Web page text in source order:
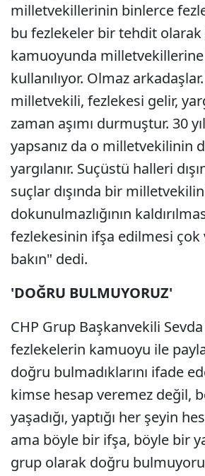
milletvekillerinin binlerce
bu fezlekeler bir tehdit olarak
kamuoyunda milletvekillerine
kullanılıyor. Olmaz
milletvekili, fezlekesi gelir,
zaman aşımı durmuştur. 30
yapsanız da o milletvekilinin
yargılanır. Suçüstü halleri
suçlar dışında bir
dokunulmazlığının
fezlekesinin ifşa edilmesi
bakın" dedi.
'DOĞRU BULMUYORUZ'
CHP Grup Başkanvekili Sevda
fezlekelerin kamuoyu ile
doğru bulmadıklarını ifade
kimse hesap veremez değil,
yaşadığı, yaptığı her şeyin
ama böyle bir ifşa, böyle bir
grup olarak doğru